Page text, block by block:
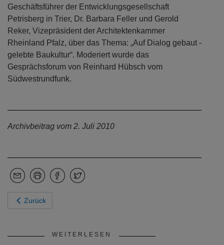
Geschäftsführer der Entwicklungsgesellschaft
Petrisberg in Trier, Dr. Barbara Feller und Gerold
Reker, Vizepräsident der Architektenkammer
Rheinland Pfalz, über das Thema: „Auf Dialog gebaut -
gelebte Baukultur“. Moderiert wurde das
Gesprächsforum von Reinhard Hübsch vom
Südwestrundfunk.
Archivbeitrag vom 2. Juli 2010
Zurück
WEITERLESEN